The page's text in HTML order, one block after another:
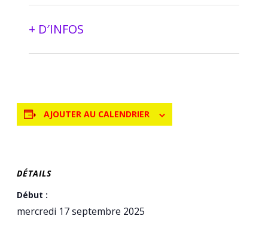
+ D′INFOS
AJOUTER AU CALENDRIER
DÉTAILS
Début :
mercredi 17 septembre 2025